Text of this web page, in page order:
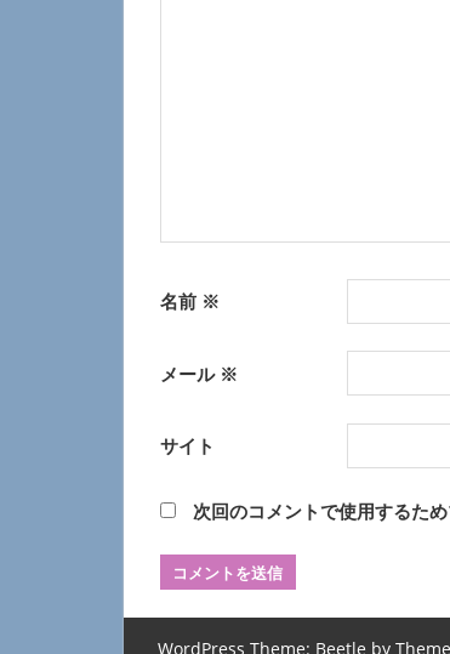
名前 ※
メール ※
サイト
次回のコメントで使用するた
WordPress Theme: Beetle by